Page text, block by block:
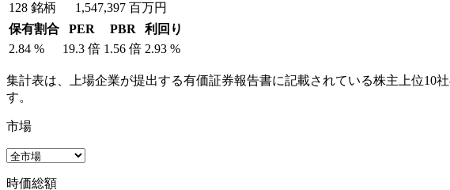
128 銘柄 1,547,397 百万円
保有割合
PER PBR
利回り
2.84 % 19.3 倍 1.56 倍 2.93 %
集計表は、上場企業が提出する有価証券報告書に記載されている株主上位10
す。
市場
時価総額